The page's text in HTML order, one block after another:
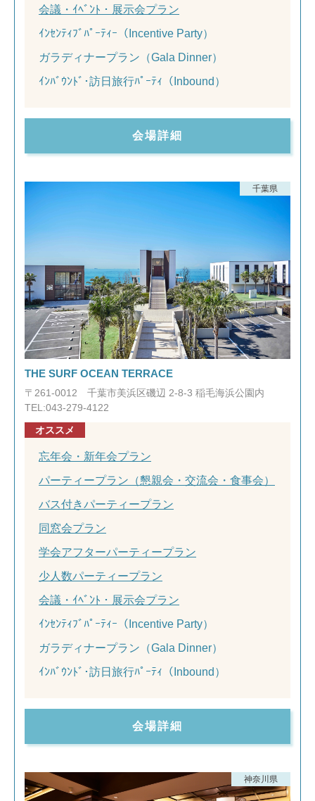
会議・ｲﾍﾞﾝﾄ・展示会プラン
ｲﾝｾﾝﾃｨﾌﾞﾊﾟｰﾃｨｰ（Incentive Party）
ガラディナープラン（Gala Dinner）
ｲﾝﾊﾞｳﾝﾄﾞ･訪日旅行ﾊﾟｰﾃｨ（Inbound）
会場詳細
千葉県
THE SURF OCEAN TERRACE
〒261-0012 千葉市美浜区磯辺 2-8-3 稲毛海浜公園内
TEL:043-279-4122
オススメ
忘年会・新年会プラン
パーティープラン（懇親会・交流会・食事会）
バス付きパーティープラン
同窓会プラン
学会アフターパーティープラン
少人数パーティープラン
会議・ｲﾍﾞﾝﾄ・展示会プラン
ｲﾝｾﾝﾃｨﾌﾞﾊﾟｰﾃｨｰ（Incentive Party）
ガラディナープラン（Gala Dinner）
ｲﾝﾊﾞｳﾝﾄﾞ･訪日旅行ﾊﾟｰﾃｨ（Inbound）
会場詳細
神奈川県